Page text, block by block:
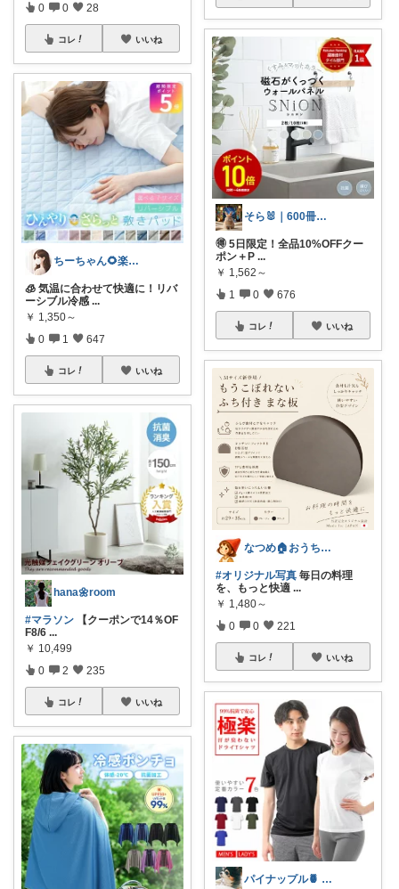
0 0 28
コレ いいね
ちーちゃん🌻楽天room
🧊 気温に合わせて快適に！リバ
ーシブル冷感 ...
￥ 1,350～
0 1 647
コレ いいね
hana🌼room
#マラソン 【クーポンで14％OF
F8/6 ...
￥ 10,499
0 2 235
コレ いいね
そら🐰｜600冊読んだ絵本好きママ
🉐 5日限定！全品10%OFFクー
ポン＋P ...
￥ 1,562～
1 0 676
コレ いいね
なつめ🏠️おうち時間大好き
#オリジナル写真 毎日の料理
を、もっと快適 ...
￥ 1,480～
0 0 221
コレ いいね
パイナップル🍍 暮らし×おしゃれ